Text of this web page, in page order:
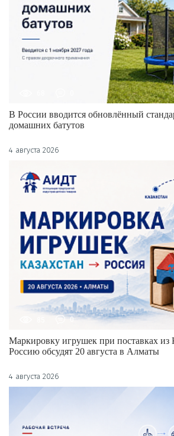
В России вводится обновлённый
домашних батутов
4 августа 2026
0
Маркировку игрушек при поставках из
Россию обсудят 20 августа в Алматы
4 августа 2026